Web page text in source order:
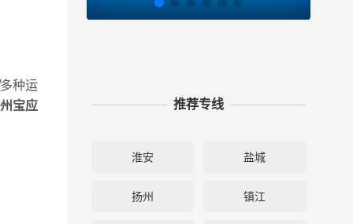
多种运
宝应
推荐专线
淮安 盐城
扬州 镇江